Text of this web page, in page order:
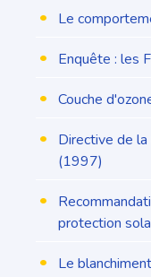
• Le
• Enquête : les
• Couche
•
Directive de
(1997)
•
protection
• Le